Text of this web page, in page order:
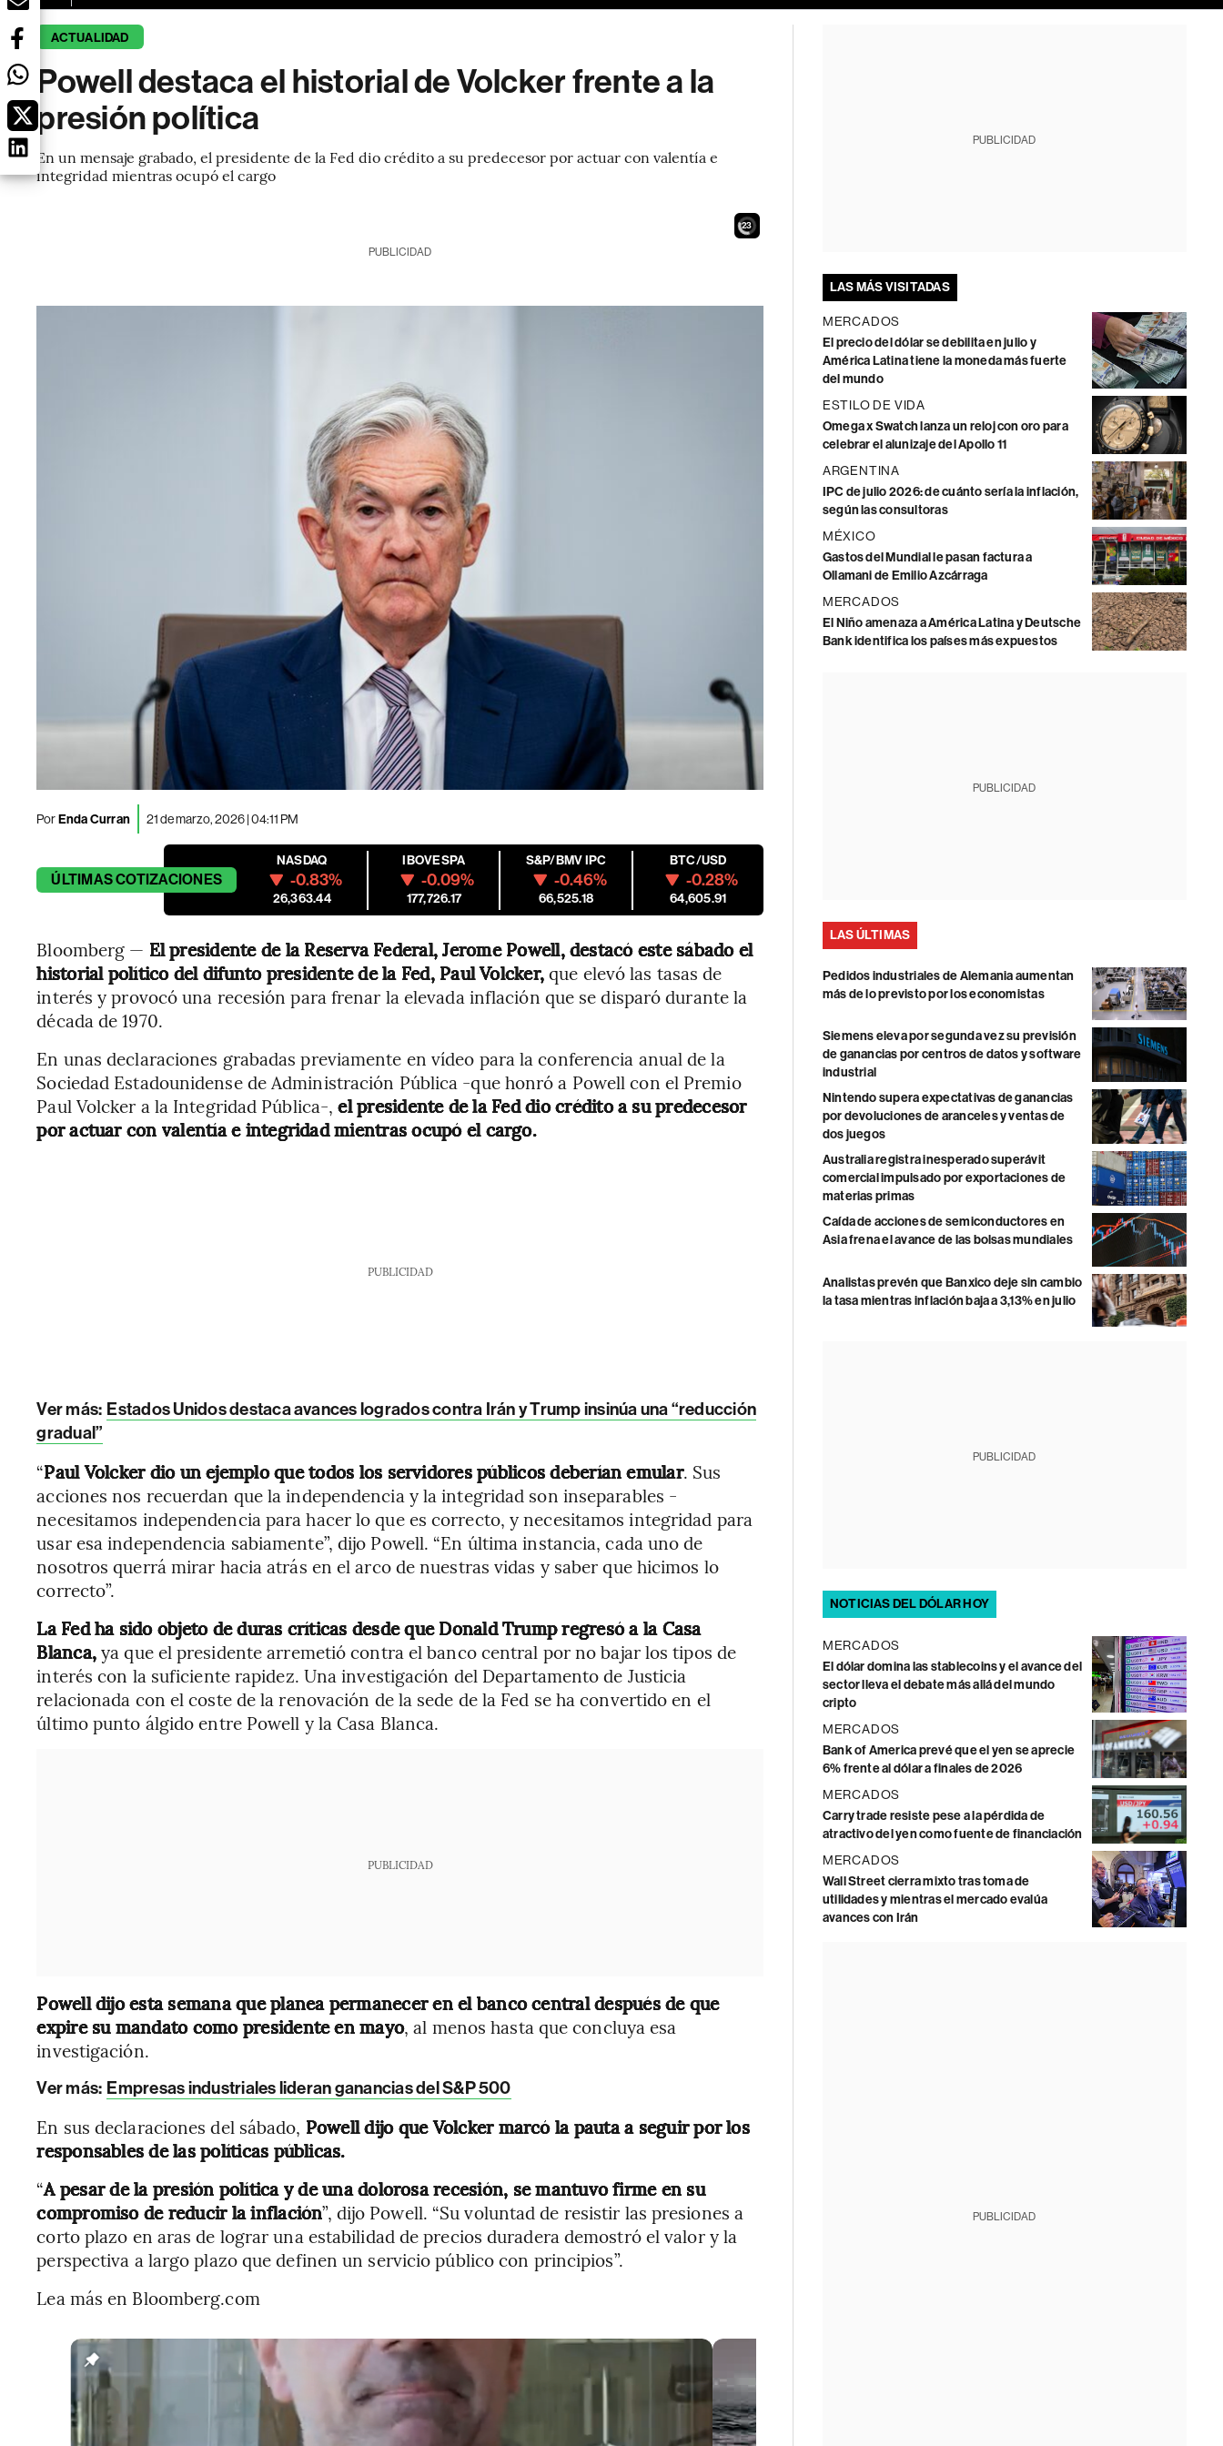
ACTUALIDAD
Powell destaca el historial de Volcker frente a la
presión política
En un mensaje grabado, el presidente de la Fed dio crédito a su predecesor por actuar con valentía e
integridad mientras ocupó el cargo
21
PUBLICIDAD
PorEnda Curran 21 de marzo, 2026 | 04:11 PM
ÚLTIMASCOTIZACIONES
NASDAQ
-0.83%
26,363.44
IBOVESPA
-0.09%
177,726.17
S&P/BMV IPC
-0.46%
66,525.18
BTC/USD
-0.28%
64,605.91
Bloomberg — El presidente de la Reserva Federal, Jerome Powell, destacó este sábado el
historial político del difunto presidente de la Fed, Paul Volcker,que elevó las tasas de
interés y provocó una recesión para frenar la elevada inflación que se disparó durante la
década de 1970.
En unas declaraciones grabadas previamente en vídeo para la conferencia anual de la
Sociedad Estadounidense de Administración Pública -que honró a Powell con el Premio
Paul Volcker a la Integridad Pública-, el presidente de la Fed dio crédito a su predecesor
por actuar con valentía e integridad mientras ocupó el cargo.
PUBLICIDAD
Ver más: Estados Unidos destaca avances logrados contra Irán y Trump insinúa una “reducción
gradual”
“Paul Volcker dio un ejemplo que todos los servidores públicos deberían emular. Sus
acciones nos recuerdan que la independencia y la integridad son inseparables -
necesitamos independencia para hacer lo que es correcto, y necesitamos integridad para
usar esa independencia sabiamente”, dijo Powell. “En última instancia, cada uno de
nosotros querrá mirar hacia atrás en el arco de nuestras vidas y saber que hicimos lo
correcto”.
La Fed ha sido objeto de duras críticas desde que Donald Trump regresó a la Casa
Blanca,ya que el presidente arremetió contra el banco central por no bajar los tipos de
interés con la suficiente rapidez. Una investigación del Departamento de Justicia
relacionada con el coste de la renovación de la sede de la Fed se ha convertido en el
último punto álgido entre Powell y la Casa Blanca.
PUBLICIDAD
Powell dijo esta semana que planea permanecer en el banco central después de que
expire su mandato como presidente en mayo, al menos hasta que concluya esa
investigación.
Ver más: Empresas industriales lideran ganancias del S&P 500
En sus declaraciones del sábado, Powell dijo que Volcker marcó la pauta a seguir por los
responsables de las políticas públicas.
“A pesar de la presión política y de una dolorosa recesión, se mantuvo firme en su
compromiso de reducir la inflación”, dijo Powell. “Su voluntad de resistir las presiones a
corto plazo en aras de lograr una estabilidad de precios duradera demostró el valor y la
perspectiva a largo plazo que definen un servicio público con principios”.
Lea más en Bloomberg.com
PUBLICIDAD
LAS MÁS VISITADAS
MERCADOS
El precio del dólar se debilita en julio y
América Latina tiene la moneda más fuerte
del mundo
ESTILO DE VIDA
Omega x Swatch lanza un reloj con oro para
celebrar el alunizaje del Apollo 11
ARGENTINA
IPC de julio 2026: de cuánto sería la inflación,
según las consultoras
MÉXICO
Gastos del Mundial le pasan factura a
Ollamani de Emilio Azcárraga
MERCADOS
El Niño amenaza a América Latina y Deutsche
Bank identifica los países más expuestos
PUBLICIDAD
LAS ÚLTIMAS
Pedidos industriales de Alemania aumentan
más de lo previsto por los economistas
Siemens eleva por segunda vez su previsión
de ganancias por centros de datos y software
industrial
Nintendo supera expectativas de ganancias
por devoluciones de aranceles y ventas de
dos juegos
Australia registra inesperado superávit
comercial impulsado por exportaciones de
materias primas
Caída de acciones de semiconductores en
Asia frena el avance de las bolsas mundiales
Analistas prevén que Banxico deje sin cambio
la tasa mientras inflación baja a 3,13% en julio
PUBLICIDAD
NOTICIAS DEL DÓLAR HOY
MERCADOS
El dólar domina las stablecoins y el avance del
sector lleva el debate más allá del mundo
cripto
MERCADOS
Bank of America prevé que el yen se aprecie
6% frente al dólar a finales de 2026
MERCADOS
Carry trade resiste pese a la pérdida de
atractivo del yen como fuente de financiación
MERCADOS
Wall Street cierra mixto tras toma de
utilidades y mientras el mercado evalúa
avances con Irán
PUBLICIDAD